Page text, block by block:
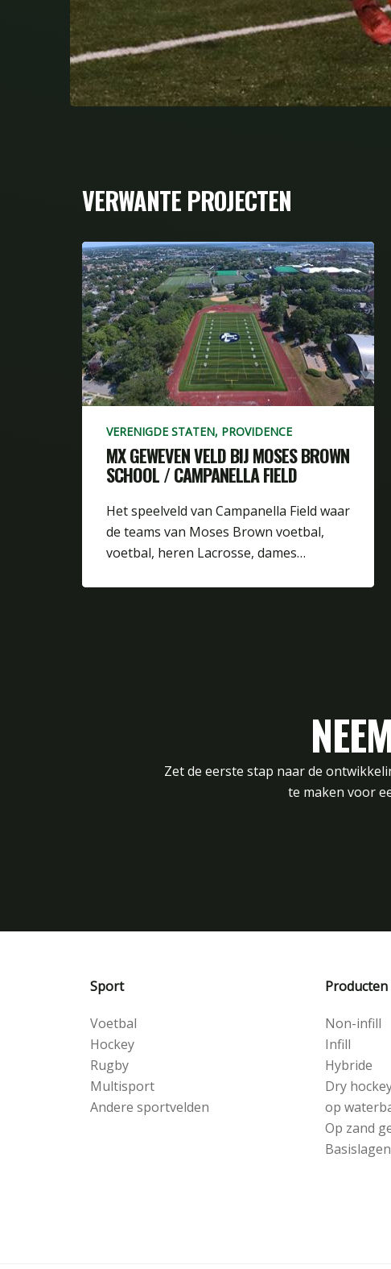
VERWANTE PROJECTEN
VERENIGDE STATEN, PROVIDENCE
MX GEWEVEN VELD BIJ MOSES BROWN
SCHOOL / CAMPANELLA FIELD
Het speelveld van Campanella Field waar
de teams van Moses Brown voetbal,
voetbal, heren Lacrosse, dames…
Zet de eerste stap naar de
te maken voor
Sport
Voetbal
Hockey
Rugby
Multisport
Andere sportvelden
Producten
Non-infill
Infill
Hybride
Dry
op
Op zand
Basislagen